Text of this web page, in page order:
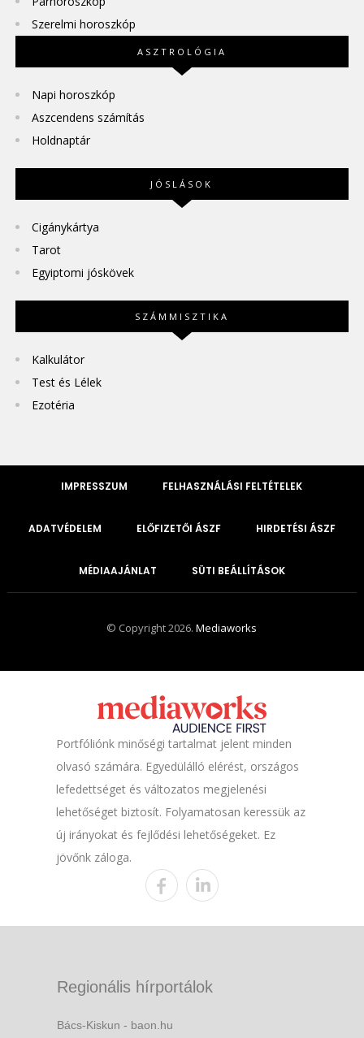
Szerelmi horoszkóp
ASZTROLÓGIA
Napi horoszkóp
Aszcendens számítás
Holdnaptár
JÓSLÁSOK
Cigánykártya
Tarot
Egyiptomi jóskövek
SZÁMMISZTIKA
Kalkulátor
Test és Lélek
Ezotéria
IMPRESSZUM FELHASZNÁLÁSI FELTÉTELEK
ADATVÉDELEM ELŐFIZETŐI ÁSZF HIRDETÉSI ÁSZF
MÉDIAAJÁNLAT SÜTI BEÁLLÍTÁSOK
© Copyright 2026.Mediaworks
Portfóliónk minőségi tartalmat jelent minden
olvasó számára. Egyedülálló elérést, országos
lefedettséget és változatos megjelenési
lehetőséget biztosít. Folyamatosan keressük az
új irányokat és fejlődési lehetőségeket. Ez
jövőnk záloga.
Regionális hírportálok
Bács-Kiskun - baon.hu